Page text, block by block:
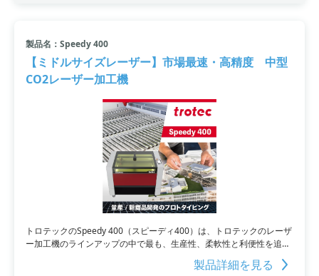
製品名：Speedy 400
【ミドルサイズレーザー】市場最速・高精度 中型
CO2レーザー加工機
トロテックのSpeedy 400（スピーディ400）は、トロテックのレーザ
ー加工機のラインアップの中で最も、生産性、柔軟性と利便性を追求
したハイエンド・モデルです。最大加工速度4.3ｍ/秒、最大加速度5G
で、大幅に加工時間を短縮しながら、高精度な加工を提供。 高速で高
製品詳細を見る